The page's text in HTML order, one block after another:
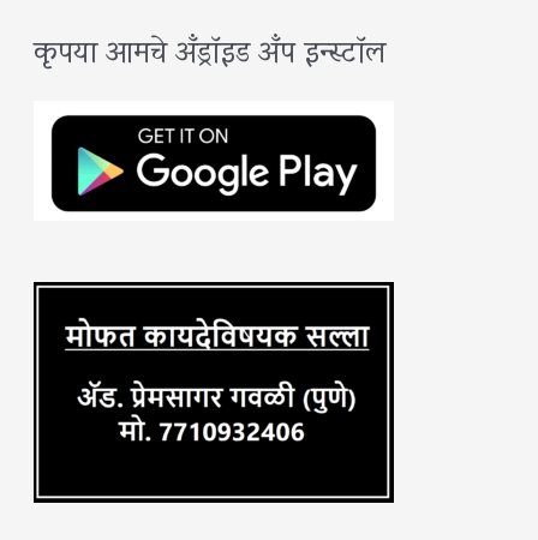
r
c
:
कृपया आमचे अँड्रॉइड अँप इन्स्टॉल